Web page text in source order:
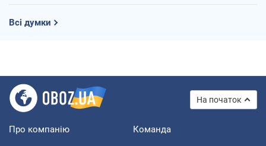
Всі думки
На початок
Про компанію Команда